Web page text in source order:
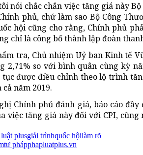
nói chắc chắn việc tăng giá này
phủ, chứ làm sao Bộ Công
hội cũng cho rằng, Chính phủ
chỉ là công bố thành lập đoàn
tra, Chủ nhiệm Uỷ ban Kinh tế
2,71% so với bình quân cùng kỳ
được điều chỉnh theo lộ trình
năm 2019.
Chính phủ đánh giá, báo cáo
việc tăng giá này đối với CPI,
plusgiải trìnhquốc hộilàm rõ
tư phápphapluatplus.vn